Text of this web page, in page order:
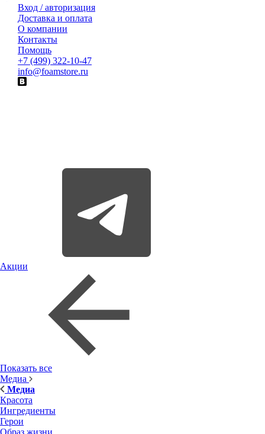
Вход / авторизация
Доставка и оплата
О компании
Контакты
Помощь
+7 (499) 322-10-47
info@foamstore.ru
Акции
Показать все
Медиа
Медиа
Красота
Ингредиенты
Герои
Образ жизни